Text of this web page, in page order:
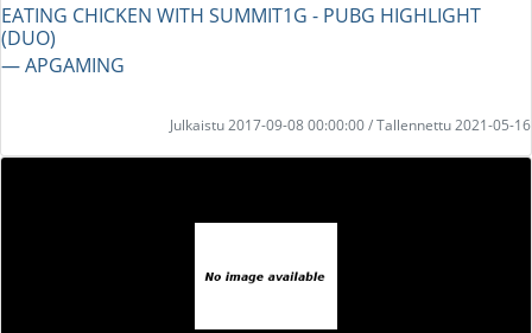
EATING CHICKEN WITH SUMMIT1G - PUBG HIGHLIGHT
(DUO)
― APGAMING
Julkaistu 2017-09-08 00:00:00 / Tallennettu 2021-05-16